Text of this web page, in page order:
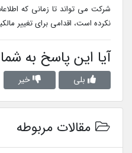
شرکت می تواند تا زمانی که
نکرده است، اقدامی برای تغییر
آیا این پاسخ به
مقالات مربوطه